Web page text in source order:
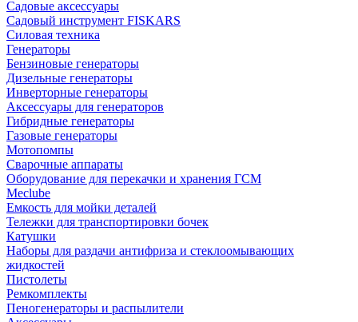
Садовые аксессуары
Садовый инструмент FISKARS
Силовая техника
Генераторы
Бензиновые генераторы
Дизельные генераторы
Инверторные генераторы
Аксессуары для генераторов
Гибридные генераторы
Газовые генераторы
Мотопомпы
Сварочные аппараты
Оборудование для перекачки и хранения ГСМ
Meclube
Емкость для мойки деталей
Тележки для транспортировки бочек
Катушки
Наборы для раздачи антифриза и стеклоомывающих
жидкостей
Пистолеты
Ремкомплекты
Пеногенераторы и распылители